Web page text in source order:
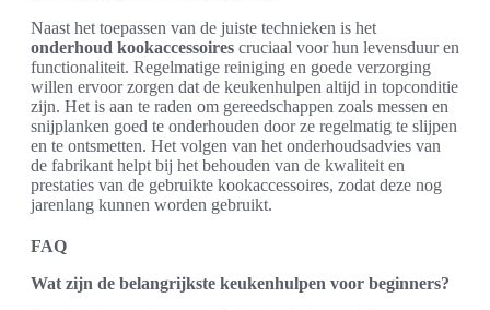
Naast het toepassen van de juiste technieken is het
onderhoud kookaccessoires cruciaal voor hun levensduur en
functionaliteit. Regelmatige reiniging en goede verzorging
willen ervoor zorgen dat de keukenhulpen altijd in topconditie
zijn. Het is aan te raden om gereedschappen zoals messen en
snijplanken goed te onderhouden door ze regelmatig te slijpen
en te ontsmetten. Het volgen van het onderhoudsadvies van
de fabrikant helpt bij het behouden van de kwaliteit en
prestaties van de gebruikte kookaccessoires, zodat deze nog
jarenlang kunnen worden gebruikt.
FAQ
Wat zijn de belangrijkste keukenhulpen voor beginners?